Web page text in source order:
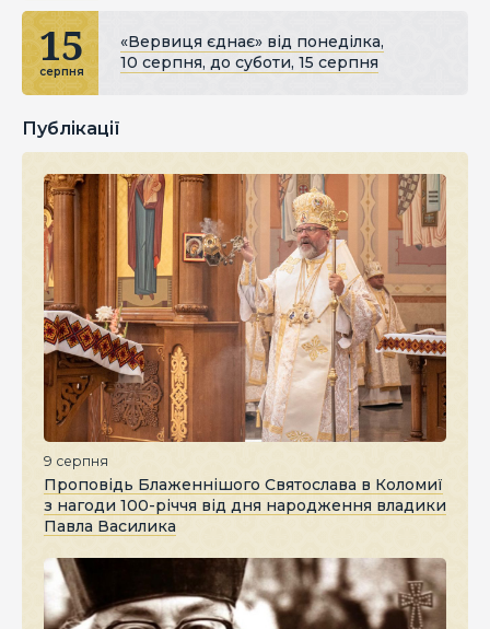
15
серпня
«Вервиця єднає» від понеділка,
10 серпня, до суботи, 15 серпня
Публікації
9 серпня
Проповідь Блаженнішого Святослава в Коломиї
з нагоди 100-річчя від дня народження владики
Павла Василика